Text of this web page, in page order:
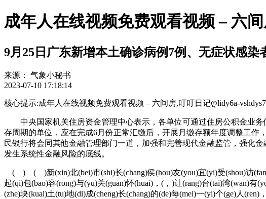
成年人在线视频免费观看视频 – 六
9月25日广东新增本土确诊病例7例、无症状感染
来源：
气象小秘书
2023-07-10 17:18:14
核心提示:成年人在线视频免费观看视频 – 六间房,叮叮日记ღlidy6a-
中央国家机关住房资金管理中心表示，各单位可通过住房公积金业务
存周期的单位，应在完成6月份正常汇缴后，开展月缴存额年度调整工
民银行将会同其他金融管理部门一道，加强和完善现代金融监管，强化
发生系统性金融风险的底线。
( ) ( )新(xin)北(bei)市(shi)长(chang)侯(hou)友(you)宜(yi)受(shou)访
起(qi)包(bao)容(rong)与(yu)关(guan)怀(huai)，(，)让(rang)台(tai)湾(wan)有
(zhe)块(kuai)土(tu)地(di)成(cheng)长(chang)的(de)每(mei)一(yi)个(ge)人